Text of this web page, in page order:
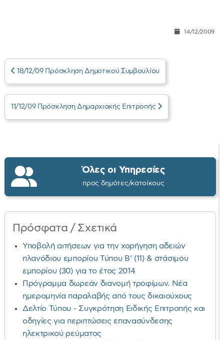
14/12/2009
18/12/09 Πρόσκληση Δημοτικού Συμβουλίου
11/12/09 Πρόσκληση Δημαρχιακής Επιτροπής
Όλες οι Υπηρεσίες
προς δημότες/κατοίκους
Πρόσφατα / Σχετικά
Υποβολή αιτήσεων για την χορήγηση αδειών
πλανόδιου εμπορίου Τύπου Β’ (11) & στάσιμου
εμπορίου (30) για το έτος 2014
Πρόγραμμα δωρεάν διανομή τροφίμων. Νέα
ημερομηνία παραλαβής από τους δικαιούχους
Δελτίο Τύπου - Συγκρότηση Ειδικής Επιτροπής και
οδηγίες για περιπτώσεις επανασύνδεσης
ηλεκτρικού ρεύματος